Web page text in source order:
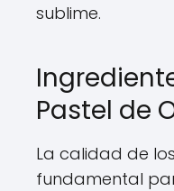
sublime.
Pastel de
La calidad de
fundamental